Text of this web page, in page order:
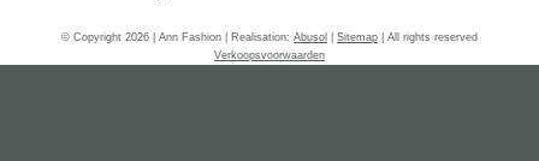
© Copyright 2026 | Ann Fashion | Realisation: Abusol Sitemap | All rights reserved
Verkoopsvoorwaarden